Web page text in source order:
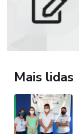
Mais lidas